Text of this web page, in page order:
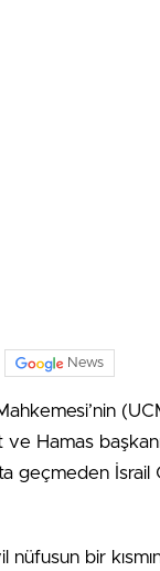
News
ve Hamas
geçmeden İsrail
nüfusun bir